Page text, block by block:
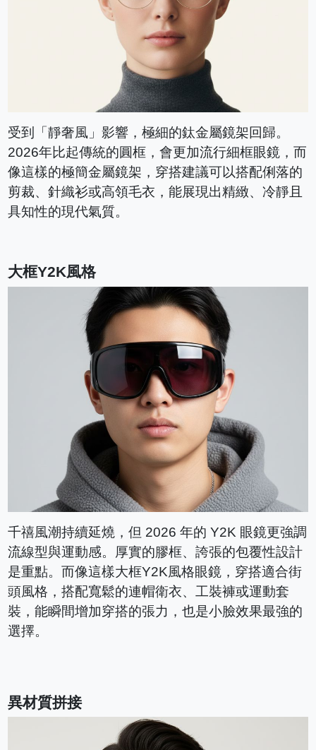
受到「靜奢風」影響，極細的鈦金屬鏡架回歸。
2026年比起傳統的圓框，會更加流行細框眼鏡，而
像這樣的極簡金屬鏡架，穿搭建議可以搭配俐落的
剪裁、針織衫或高領毛衣，能展現出精緻、冷靜且
具知性的現代氣質。
大框Y2K風格
千禧風潮持續延燒，但 2026 年的 Y2K 眼鏡更強調
流線型與運動感。厚實的膠框、誇張的包覆性設計
是重點。而像這樣大框Y2K風格眼鏡，穿搭適合街
頭風格，搭配寬鬆的連帽衛衣、工裝褲或運動套
裝，能瞬間增加穿搭的張力，也是小臉效果最強的
選擇。
異材質拼接